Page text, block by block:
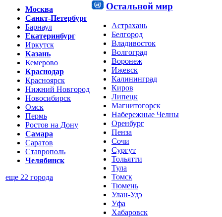
Москва
Санкт-Петербург
Барнаул
Екатеринбург
Иркутск
Казань
Кемерово
Краснодар
Красноярск
Нижний Новгород
Новосибирск
Омск
Пермь
Ростов на Дону
Самара
Саратов
Ставрополь
Челябинск
еще 22 города
Остальной мир
Астрахань
Белгород
Владивосток
Волгоград
Воронеж
Ижевск
Калининград
Киров
Липецк
Магнитогорск
Набережные Челны
Оренбург
Пенза
Сочи
Сургут
Тольятти
Тула
Томск
Тюмень
Улан-Удэ
Уфа
Хабаровск